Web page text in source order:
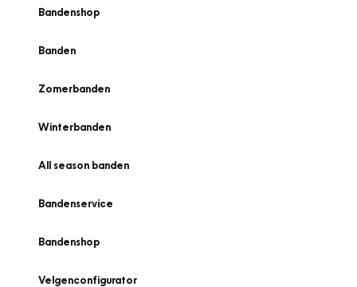
Bandenshop
Banden
Zomerbanden
Winterbanden
All season banden
Bandenservice
Bandenshop
Velgenconfigurator